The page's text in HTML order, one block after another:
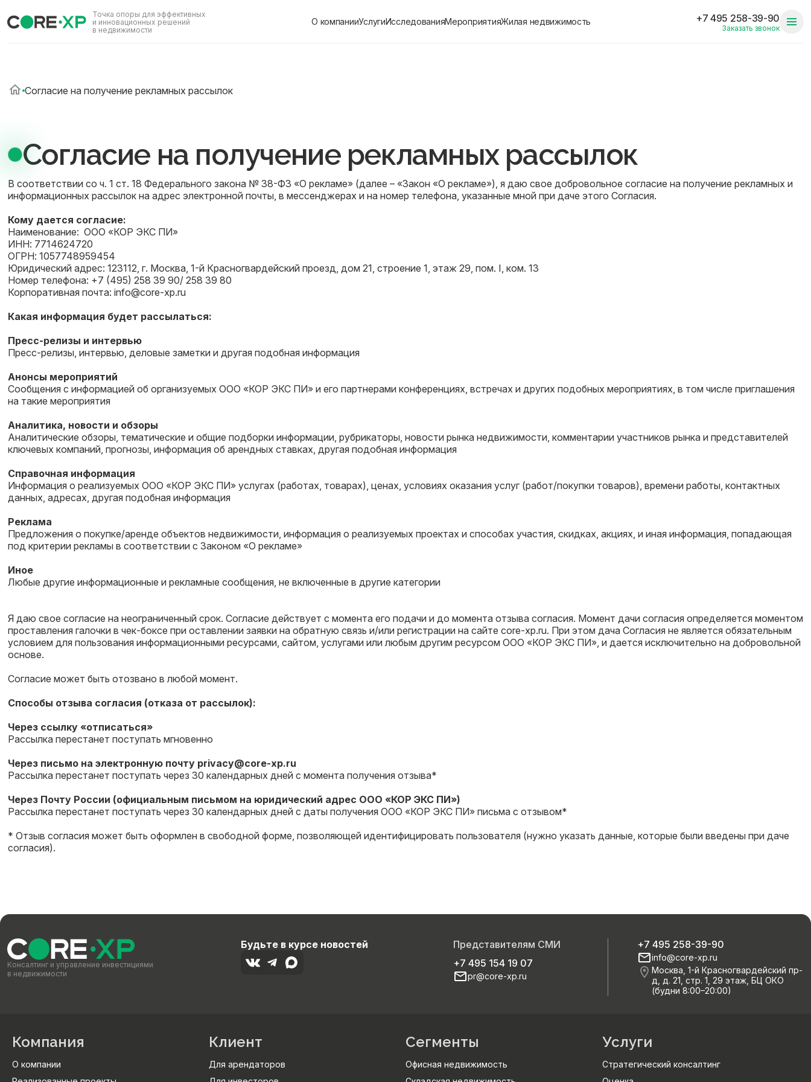
Точка опоры для эффективных
и инновационных решений
в недвижимости
О компанииУслугиИсследованияМероприятияЖилая недвижимость +7 495 258-39-90
Заказать звонок
Согласие на получение рекламных рассылок
Согласие на получение рекламных рассылок
В соответствии со ч. 1 ст. 18 Федерального закона № 38-ФЗ «О рекламе» (далее – «Закон «О рекламе»), я даю свое добровольное согласие на получение рекламных и
информационных рассылок на адрес электронной почты, в мессенджерах и на номер телефона, указанные мной при даче этого Согласия.
Кому дается согласие:
Наименование: ООО «КОР ЭКС ПИ»
ИНН: 7714624720
ОГРН: 1057748959454
Юридический адрес: 123112, г. Москва, 1-й Красногвардейский проезд, дом 21, строение 1, этаж 29, пом. I, ком. 13
Номер телефона: +7 (495) 258 39 90/ 258 39 80
Корпоративная почта: info@core-xp.ru
Какая информация будет рассылаться:
Пресс-релизы и интервью
Пресс-релизы, интервью, деловые заметки и другая подобная информация
Анонсы мероприятий
Сообщения с информацией об организуемых ООО «КОР ЭКС ПИ» и его партнерами конференциях, встречах и других подобных мероприятиях, в том числе приглашения
на такие мероприятия
Аналитика, новости и обзоры
Аналитические обзоры, тематические и общие подборки информации, рубрикаторы, новости рынка недвижимости, комментарии участников рынка и представителей
ключевых компаний, прогнозы, информация об арендных ставках, другая подобная информация
Справочная информация
Информация о реализуемых ООО «КОР ЭКС ПИ» услугах (работах, товарах), ценах, условиях оказания услуг (работ/покупки товаров), времени работы, контактных
данных, адресах, другая подобная информация
Реклама
Предложения о покупке/аренде объектов недвижимости, информация о реализуемых проектах и способах участия, скидках, акциях, и иная информация, попадающая
под критерии рекламы в соответствии с Законом «О рекламе»
Иное
Любые другие информационные и рекламные сообщения, не включенные в другие категории
Я даю свое согласие на неограниченный срок. Согласие действует с момента его подачи и до момента отзыва согласия. Момент дачи согласия определяется моментом
проставления галочки в чек-боксе при оставлении заявки на обратную связь и/или регистрации на сайте core-xp.ru. При этом дача Согласия не является обязательным
условием для пользования информационными ресурсами, сайтом, услугами или любым другим ресурсом ООО «КОР ЭКС ПИ», и дается исключительно на добровольной
основе.
Согласие может быть отозвано в любой момент.
Способы отзыва согласия (отказа от рассылок):
Через ссылку «отписаться»
Рассылка перестанет поступать мгновенно
Через письмо на электронную почту privacy@core-xp.ru
Рассылка перестанет поступать через 30 календарных дней с момента получения отзыва*
Через Почту России (официальным письмом на юридический адрес ООО «КОР ЭКС ПИ»)
Рассылка перестанет поступать через 30 календарных дней с даты получения ООО «КОР ЭКС ПИ» письма с отзывом*
* Отзыв согласия может быть оформлен в свободной форме, позволяющей идентифицировать пользователя (нужно указать данные, которые были введены при даче
согласия).
Консалтинг и управление инвестициями
в недвижимости
Будьте в курсе новостей
Представителям СМИ
+7 495 154 19 07
pr@core-xp.ru
+7 495 258-39-90
info@core-xp.ru
Москва, 1-й Красногвардейский пр-
д, д. 21, стр. 1, 29 этаж, БЦ ОКО
(будни 8:00–20:00)
Компания
О компании
Клиент
Для арендаторов
Сегменты
Офисная недвижимость
Услуги
Стратегический консалтинг